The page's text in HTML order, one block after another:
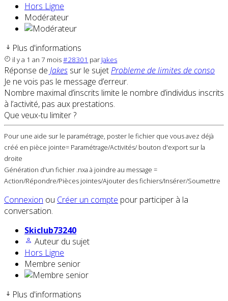
Hors Ligne
Modérateur
Plus d'informations
il y a 1 an 7 mois#28301 par Jakes
Réponse de Jakes sur le sujetProbleme de limites de conso
Je ne vois pas le message d’erreur.
Nombre maximal d’inscrits limite le nombre d’individus inscrits
à l’activité, pas aux prestations.
Que veux-tu limiter ?
Pour une aide sur le paramétrage, poster le fichier que vous avez déjà
créé en pièce jointe= Paramétrage/Activités/ bouton d'export sur la
droite
Génération d'un fichier .nxa à joindre au message =
Action/Répondre/Pièces jointes/Ajouter des fichiers/Insérer/Soumettre
Connexion ou Créer un compte pour participer à la
conversation.
Skiclub73240
Auteur du sujet
Hors Ligne
Membre senior
Plus d'informations